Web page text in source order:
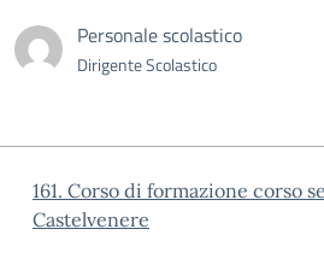
Personale scolastico
Dirigente Scolastico
161. Corso di formazione corso
Castelvenere